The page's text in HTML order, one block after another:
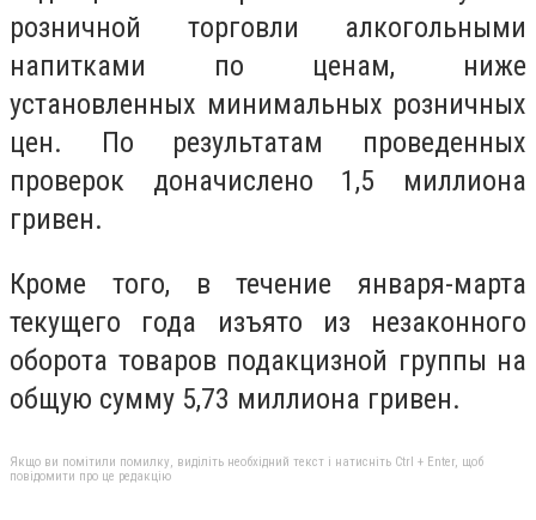
розничной торговли алкогольными
напитками по ценам, ниже
установленных минимальных розничных
цен. По результатам проведенных
проверок доначислено 1,5 миллиона
гривен.
Кроме того, в течение января-марта
текущего года изъято из незаконного
оборота товаров подакцизной группы на
общую сумму 5,73 миллиона гривен.
Якщо ви помітили помилку, виділіть необхідний текст і натисніть Ctrl + Enter, щоб
повідомити про це редакцію